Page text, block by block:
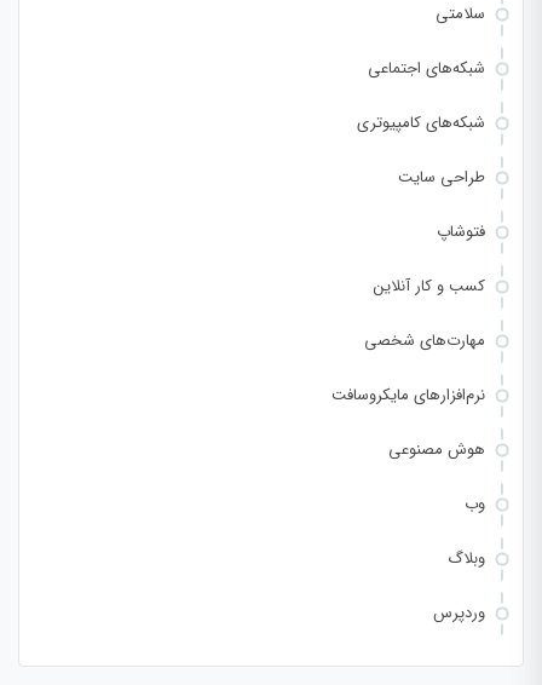
سلامتی
شبکه‌های اجتماعی
شبکه‌های کامپیوتری
طراحی سایت
فتوشاپ
کسب و کار آنلاین
مهارت‌های شخصی
نرم‌افزارهای مایکروسافت
هوش مصنوعی
وب
وبلاگ
وردپرس